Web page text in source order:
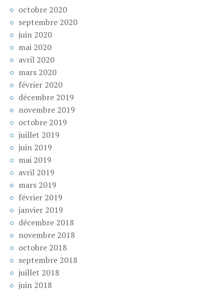
octobre 2020
septembre 2020
juin 2020
mai 2020
avril 2020
mars 2020
février 2020
décembre 2019
novembre 2019
octobre 2019
juillet 2019
juin 2019
mai 2019
avril 2019
mars 2019
février 2019
janvier 2019
décembre 2018
novembre 2018
octobre 2018
septembre 2018
juillet 2018
juin 2018